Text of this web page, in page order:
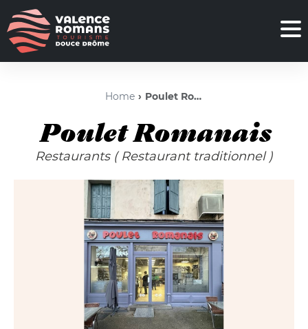
Home Poulet Romanais
Poulet Romanais
Restaurants ( Restaurant traditionnel )